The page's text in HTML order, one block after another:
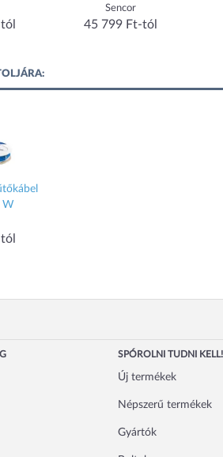
Sencor
45 799 Ft-tól
W
SPÓROLNI TUDNI KELL!
Új termékek
Népszerű termékek
Gyártók